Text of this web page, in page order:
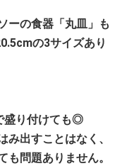
ーの食器「丸皿」も
の3サイズあり
盛り付けても◎
み出すことはなく、
問題ありません。